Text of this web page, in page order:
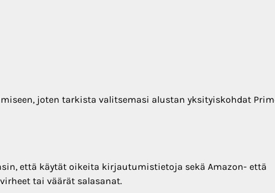
joten tarkista valitsemasi alustan yksityiskohdat
että käytät oikeita kirjautumistietoja sekä Amazon- että
tai väärät salasanat.